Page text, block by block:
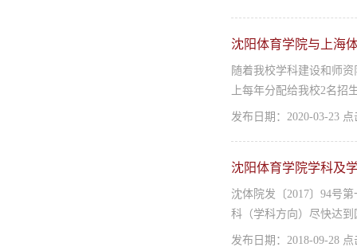
沈阳体育学院与上海
随着我校学科建设和师
上每年分配给我校2名
发布日期：2020-03-23
沈阳体育学院学科及
沈体院发〔2017〕94号​
科（学科方向）尽快达
发布日期：2018-09-28